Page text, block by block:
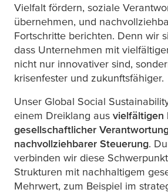
Vielfalt fördern, soziale
übernehmen, und
Fortschritte berichten. Denn wir
dass Unternehmen mit
nicht nur innovativer sind,
krisenfester und zukunftsfähiger.
Unser Global Social
einem Dreiklang aus vielfältigen
gesellschaftlicher
nachvollziehbarer Steuerung.
verbinden wir diese
Strukturen mit nachhaltigem
Mehrwert, zum Beispiel im